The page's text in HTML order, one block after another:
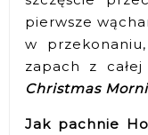
pierwsze
w
zapach z
Christmas
Jak pachnie